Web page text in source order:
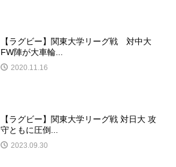
【ラグビー】関東大学リーグ戦 対中大
FW陣が大車輪...
2020.11.16
【ラグビー】関東大学リーグ戦 対日大 攻
守ともに圧倒...
2023.09.30